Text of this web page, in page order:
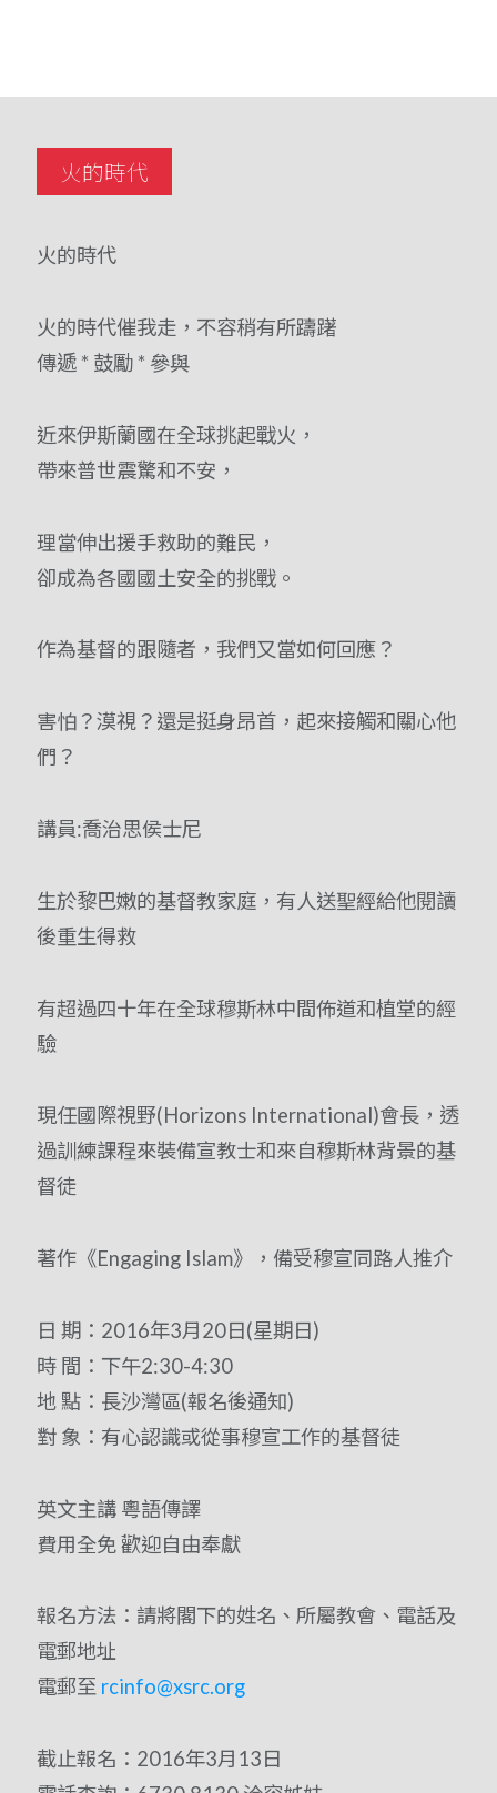
火的時代
火的時代
火的時代催我走，不容稍有所躊躇
傳遞 * 鼓勵 * 參與
近來伊斯蘭國在全球挑起戰火，
帶來普世震驚和不安，
理當伸出援手救助的難民，
卻成為各國國土安全的挑戰。
作為基督的跟隨者，我們又當如何回應？
害怕？漠視？還是挺身昂首，起來接觸和關心他
們？
講員:喬治思侯士尼
生於黎巴嫩的基督教家庭，有人送聖經給他閱讀
後重生得救
有超過四十年在全球穆斯林中間佈道和植堂的經
驗
現任國際視野(Horizons International)會長，透
過訓練課程來裝備宣教士和來自穆斯林背景的基
督徒
著作《Engaging Islam》，備受穆宣同路人推介
日 期：2016年3月20日(星期日)
時 間：下午2:30-4:30
地 點：長沙灣區(報名後通知)
對 象：有心認識或從事穆宣工作的基督徒
英文主講 粵語傳譯
費用全免 歡迎自由奉獻
報名方法：請將閣下的姓名、所屬教會、電話及
電郵地址
電郵至 rcinfo@xsrc.org
截止報名：2016年3月13日